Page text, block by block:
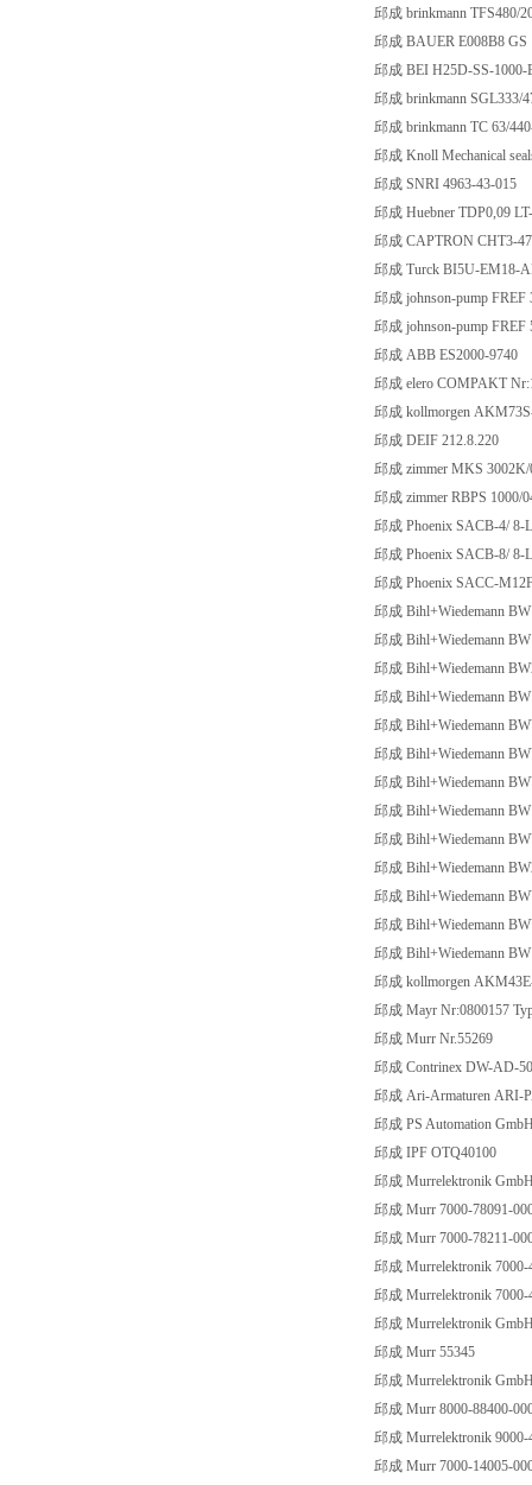
邱成 brinkmann TFS480/
邱成 BAUER E008B8 GS
邱成 BEI H25D-SS-
邱成 brinkmann SGL333/
邱成 brinkmann TC 63/
邱成 Knoll Mechanical
邱成 SNRI 4963-43-015
邱成 Huebner TDP0,09
邱成 CAPTRON CHT3-
邱成 Turck BI5U-EM18-
邱成 johnson-pump FREF
邱成 johnson-pump FREF
邱成 ABB ES2000-9740
邱成 elero COMPAKT
邱成 kollmorgen
邱成 DEIF 212.8.220
邱成 zimmer MKS 3002K/
邱成 zimmer RBPS 1000/
邱成 Phoenix SACB-4/ 8-
邱成 Phoenix SACB-8/ 8-
邱成 Phoenix SACC-
邱成 Bihl+Wiedemann
邱成 Bihl+Wiedemann
邱成 Bihl+Wiedemann
邱成 Bihl+Wiedemann
邱成 Bihl+Wiedemann
邱成 Bihl+Wiedemann
邱成 Bihl+Wiedemann
邱成 Bihl+Wiedemann
邱成 Bihl+Wiedemann
邱成 Bihl+Wiedemann
邱成 Bihl+Wiedemann
邱成 Bihl+Wiedemann
邱成 Bihl+Wiedemann
邱成 kollmorgen
邱成 Mayr Nr:0800157
邱成 Murr Nr.55269
邱成 Contrinex DW-AD-
邱成 Ari-Armaturen ARI-
邱成 PS Automation
邱成 IPF OTQ40100
邱成 Murrelektronik
邱成 Murr 7000-78091-
邱成 Murr 7000-78211-
邱成 Murrelektronik 7000-
邱成 Murrelektronik 7000-
邱成 Murrelektronik
邱成 Murr 55345
邱成 Murrelektronik
邱成 Murr 8000-88400-
邱成 Murrelektronik 9000-
邱成 Murr 7000-14005-